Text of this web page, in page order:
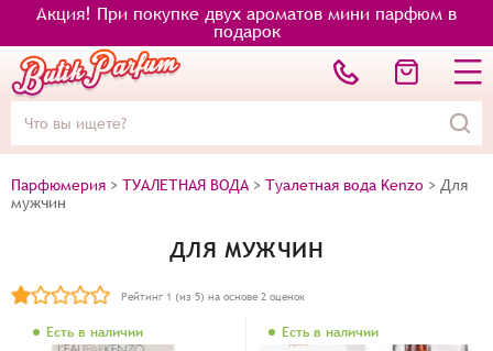
Акция! При покупке двух ароматов мини парфюм в
подарок
Парфюмерия > ТУАЛЕТНАЯ ВОДА > Туалетная вода Kenzo > Для
мужчин
ДЛЯ МУЖЧИН
Рейтинг 1 (из 5) на основе 2 оценок
Есть в наличии Есть в наличии